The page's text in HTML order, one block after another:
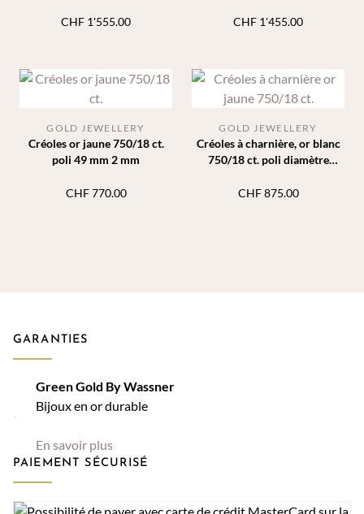
CHF 1'555.00 CHF 1'455.00
Créoles or jaune 750/18 ct.
poli 49 mm 2 mm
GOLD JEWELLERY
CHF770.00
Créoles à charnière, or blanc
750/18 ct. poli diamètre
GOLD JEWELLERY
CHF875.00
GARANTIES
Green Gold By Wassner
Bijoux en or durable
En savoir plus
PAIEMENT SÉCURISÉ